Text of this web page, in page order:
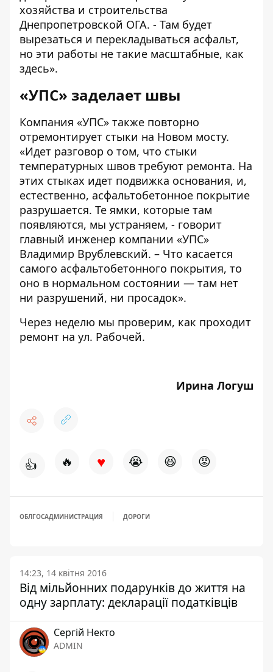
хозяйства и строительства
Днепропетровской ОГА. - Там будет
вырезаться и перекладываться асфальт,
но эти работы не такие масштабные, как
здесь».
«УПС» заделает швы
Компания «УПС» также повторно
отремонтирует стыки на Новом мосту.
«Идет разговор о том, что стыки
температурных швов требуют ремонта. На
этих стыках идет подвижка основания, и,
естественно, асфальтобетонное покрытие
разрушается. Те ямки, которые там
появляются, мы устраняем, - говорит
главный инженер компании «УПС»
Владимир Врублевский. – Что касается
самого асфальтобетонного покрытия, то
оно в нормальном состоянии — там нет
ни разрушений, ни просадок».
Через неделю мы проверим, как проходит
ремонт на ул. Рабочей.
Ирина Логуш
👍 🔥 ♥ 😭 😆 😡
ОБЛГОСАДМИНИСТРАЦИЯ ДОРОГИ
14:23, 14 квітня 2016
Від мільйонних подарунків до життя на
одну зарплату: декларації податківців
Сергій Некто
ADMIN